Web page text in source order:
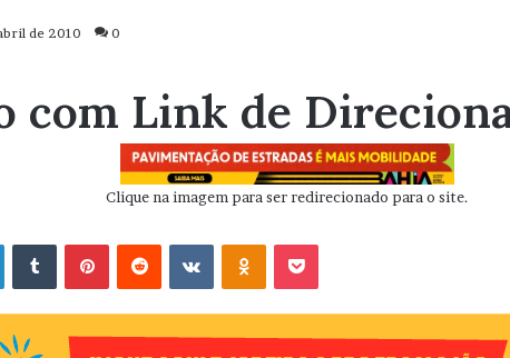
de 2010 0
com Link de
Clique na imagem para ser redirecionado para o site.
Linkedin VK OK